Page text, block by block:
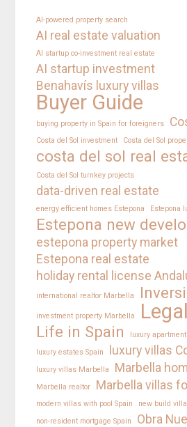
AI-powered property search
AI real estate valuation
AI startup co-investment real estate
AI startup investment
Benahavís luxury villas
Buyer Guide
buying property in Spain for foreigners
Costa del Sol investment Costa del Sol
costa del sol real
Costa del Sol turnkey projects
data-driven real estate
energy efficient homes Estepona Estepona
Estepona new
estepona property market
Estepona real estate
holiday rental license
international realtor Marbella
investment property Marbella Legal
Life in Spain
luxury
luxury estates Spain
luxury villas
luxury villas Marbella Marbella
Marbella realtor Marbella villas
modern villas with pool Spain
new build
non-resident mortgage Spain
Obra